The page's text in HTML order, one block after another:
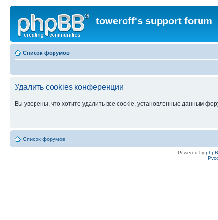
toweroff's support forum
Список форумов
Удалить cookies конференции
Вы уверены, что хотите удалить все cookie, установленные данным
Список форумов
Powered by